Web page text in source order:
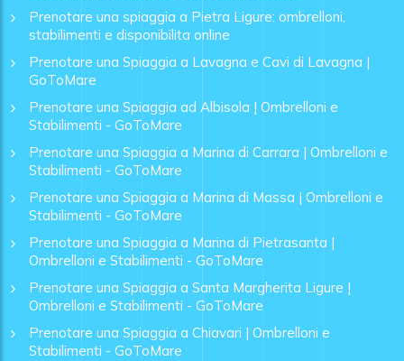
Prenotare una spiaggia a Pietra Ligure: ombrelloni,
stabilimenti e disponibilita online
Prenotare una Spiaggia a Lavagna e Cavi di Lavagna |
GoToMare
Prenotare una Spiaggia ad Albisola | Ombrelloni e
Stabilimenti - GoToMare
Prenotare una Spiaggia a Marina di Carrara | Ombrelloni e
Stabilimenti - GoToMare
Prenotare una Spiaggia a Marina di Massa | Ombrelloni e
Stabilimenti - GoToMare
Prenotare una Spiaggia a Marina di Pietrasanta |
Ombrelloni e Stabilimenti - GoToMare
Prenotare una Spiaggia a Santa Margherita Ligure |
Ombrelloni e Stabilimenti - GoToMare
Prenotare una Spiaggia a Chiavari | Ombrelloni e
Stabilimenti - GoToMare